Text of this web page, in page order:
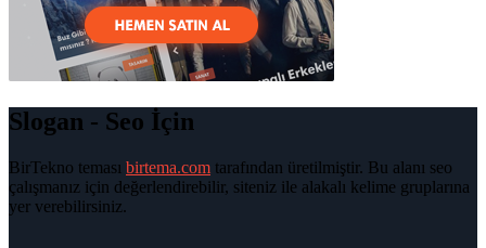
Slogan - Seo İçin
BirTekno teması birtema.com tarafından üretilmiştir. Bu alanı seo
çalışmanız için değerlendirebilir, siteniz ile alakalı kelime gruplarına
yer verebilirsiniz.